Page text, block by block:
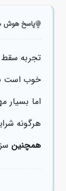
پاسخ هوش
تجربه سقط
خوب است
اما بسیار
هرگونه
همچنین